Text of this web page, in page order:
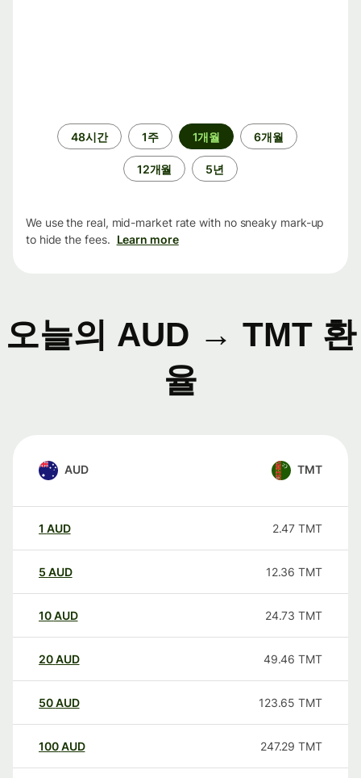
48시간 1주 1개월 6개월
12개월 5년
We use the real, mid-market rate with no sneaky mark-up
to hide the fees. Learn more
오늘의 AUD → TMT 환
율
AUD TMT
1 AUD 2.47 TMT
5 AUD 12.36 TMT
10AUD 24.73 TMT
20AUD 49.46 TMT
50AUD 123.65 TMT
100AUD 247.29 TMT